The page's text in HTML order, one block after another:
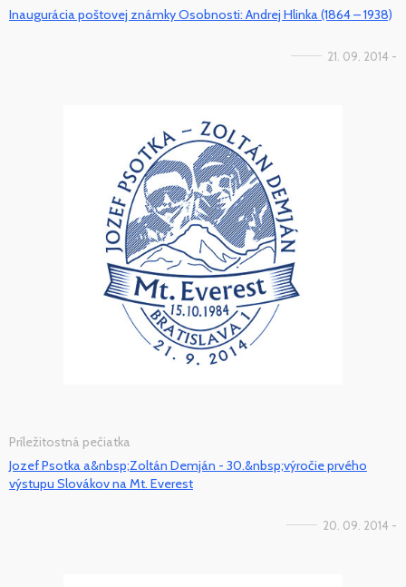
Inaugurácia poštovej známky Osobnosti: Andrej Hlinka (1864 – 1938)
21. 09. 2014 -
Príležitostná pečiatka
Jozef Psotka a&nbsp;Zoltán Demján - 30.&nbsp;výročie prvého
výstupu Slovákov na Mt. Everest
20. 09. 2014 -